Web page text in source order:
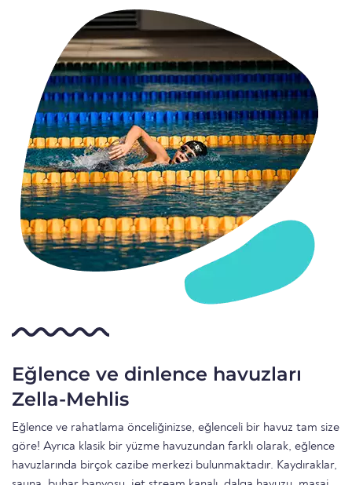
Eğlence ve dinlence havuzları
Zella-Mehlis
Eğlence ve rahatlama önceliğinizse, eğlenceli bir havuz tam size
göre! Ayrıca klasik bir yüzme havuzundan farklı olarak, eğlence
havuzlarında birçok cazibe merkezi bulunmaktadır. Kaydıraklar,